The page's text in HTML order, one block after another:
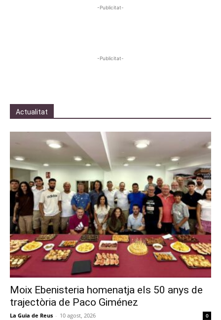
-Publicitat-
-Publicitat-
Actualitat
Moix Ebenisteria homenatja els 50 anys de
trajectòria de Paco Giménez
La Guia de Reus - 10 agost, 2026 0